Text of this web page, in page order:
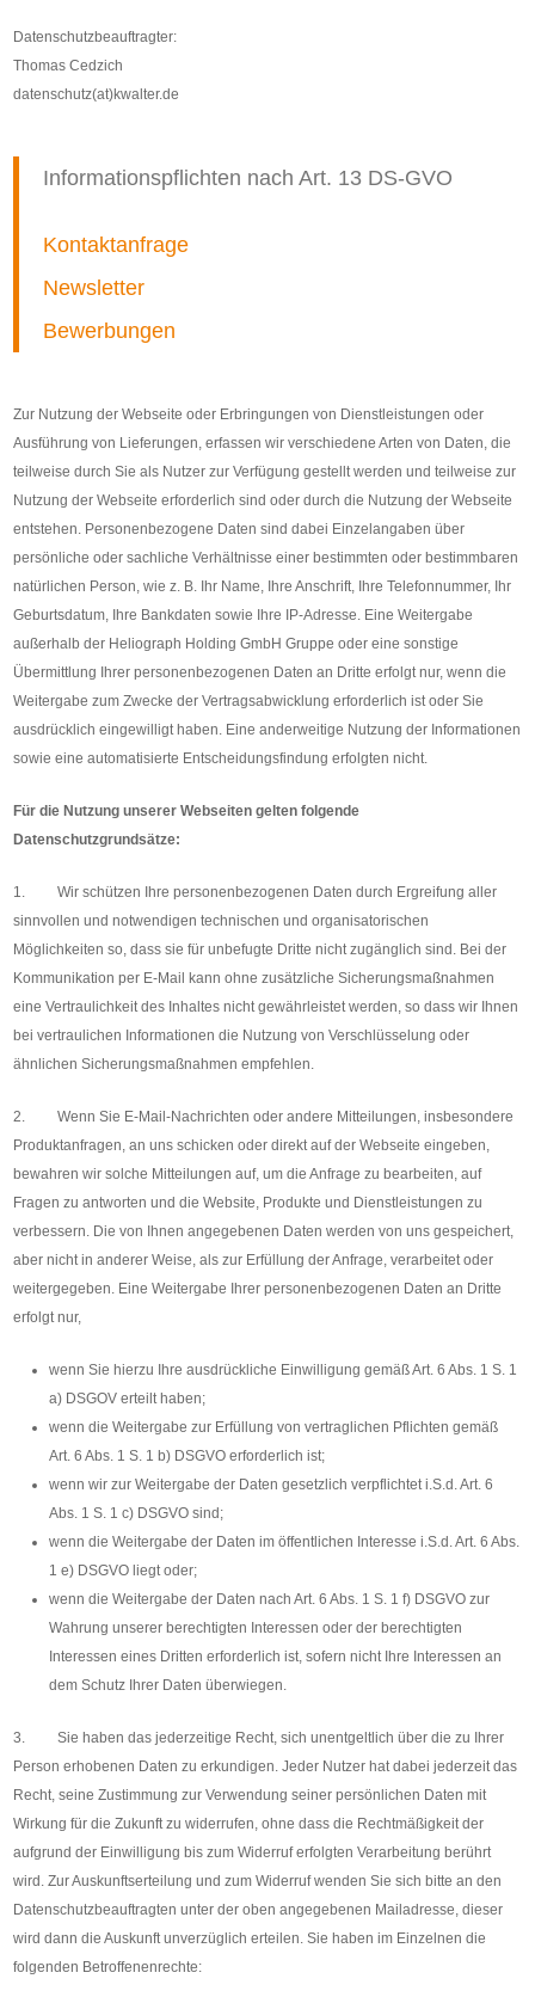
Datenschutzbeauftragter:
Thomas Cedzich
datenschutz(at)kwalter.de
Informationspflichten nach Art. 13 DS-GVO
Kontaktanfrage
Newsletter
Bewerbungen
Zur Nutzung der Webseite oder Erbringungen von Dienstleistungen oder
Ausführung von Lieferungen, erfassen wir verschiedene Arten von Daten, die
teilweise durch Sie als Nutzer zur Verfügung gestellt werden und teilweise zur
Nutzung der Webseite erforderlich sind oder durch die Nutzung der Webseite
entstehen. Personenbezogene Daten sind dabei Einzelangaben über
persönliche oder sachliche Verhältnisse einer bestimmten oder bestimmbaren
natürlichen Person, wie z. B. Ihr Name, Ihre Anschrift, Ihre Telefonnummer, Ihr
Geburtsdatum, Ihre Bankdaten sowie Ihre IP-Adresse. Eine Weitergabe
außerhalb der Heliograph Holding GmbH Gruppe oder eine sonstige
Übermittlung Ihrer personenbezogenen Daten an Dritte erfolgt nur, wenn die
Weitergabe zum Zwecke der Vertragsabwicklung erforderlich ist oder Sie
ausdrücklich eingewilligt haben. Eine anderweitige Nutzung der Informationen
sowie eine automatisierte Entscheidungsfindung erfolgten nicht.
Für die Nutzung unserer Webseiten gelten folgende
Datenschutzgrundsätze:
1. Wir schützen Ihre personenbezogenen Daten durch Ergreifung aller
sinnvollen und notwendigen technischen und organisatorischen
Möglichkeiten so, dass sie für unbefugte Dritte nicht zugänglich sind. Bei der
Kommunikation per E-Mail kann ohne zusätzliche Sicherungsmaßnahmen
eine Vertraulichkeit des Inhaltes nicht gewährleistet werden, so dass wir Ihnen
bei vertraulichen Informationen die Nutzung von Verschlüsselung oder
ähnlichen Sicherungsmaßnahmen empfehlen.
2. Wenn Sie E-Mail-Nachrichten oder andere Mitteilungen, insbesondere
Produktanfragen, an uns schicken oder direkt auf der Webseite eingeben,
bewahren wir solche Mitteilungen auf, um die Anfrage zu bearbeiten, auf
Fragen zu antworten und die Website, Produkte und Dienstleistungen zu
verbessern. Die von Ihnen angegebenen Daten werden von uns gespeichert,
aber nicht in anderer Weise, als zur Erfüllung der Anfrage, verarbeitet oder
weitergegeben. Eine Weitergabe Ihrer personenbezogenen Daten an Dritte
erfolgt nur,
wenn Sie hierzu Ihre ausdrückliche Einwilligung gemäß Art. 6 Abs. 1 S. 1
a) DSGOV erteilt haben;
wenn die Weitergabe zur Erfüllung von vertraglichen Pflichten gemäß
Art. 6 Abs. 1 S. 1 b) DSGVO erforderlich ist;
wenn wir zur Weitergabe der Daten gesetzlich verpflichtet i.S.d. Art. 6
Abs. 1 S. 1 c) DSGVO sind;
wenn die Weitergabe der Daten im öffentlichen Interesse i.S.d. Art. 6 Abs.
1 e) DSGVO liegt oder;
wenn die Weitergabe der Daten nach Art. 6 Abs. 1 S. 1 f) DSGVO zur
Wahrung unserer berechtigten Interessen oder der berechtigten
Interessen eines Dritten erforderlich ist, sofern nicht Ihre Interessen an
dem Schutz Ihrer Daten überwiegen.
3. Sie haben das jederzeitige Recht, sich unentgeltlich über die zu Ihrer
Person erhobenen Daten zu erkundigen. Jeder Nutzer hat dabei jederzeit das
Recht, seine Zustimmung zur Verwendung seiner persönlichen Daten mit
Wirkung für die Zukunft zu widerrufen, ohne dass die Rechtmäßigkeit der
aufgrund der Einwilligung bis zum Widerruf erfolgten Verarbeitung berührt
wird. Zur Auskunftserteilung und zum Widerruf wenden Sie sich bitte an den
Datenschutzbeauftragten unter der oben angegebenen Mailadresse, dieser
wird dann die Auskunft unverzüglich erteilen. Sie haben im Einzelnen die
folgenden Betroffenenrechte: